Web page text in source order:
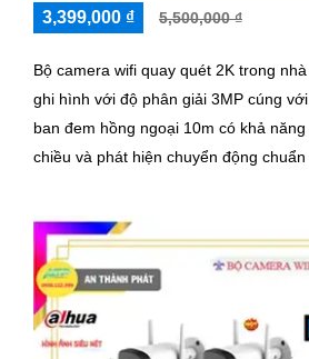
3,399,000 ₫ 5,500,000 ₫
Bộ camera wifi quay quét 2K trong
ghi hình với độ phân giải 3MP cúng
ban đem hồng ngoại 10m có khả
chiều và phát hiện chuyển động chuẩn
được âm thanh 2 chiều.